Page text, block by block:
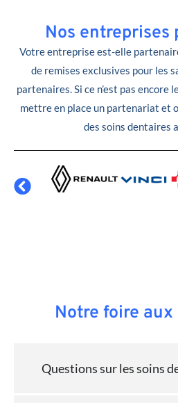
Nos entreprises
Votre entreprise est-elle
de remises exclusives pour les
partenaires. Si ce n’est pas encore
mettre en place un partenariat et
des soins dentaires
Notre foire
Questions sur les soins